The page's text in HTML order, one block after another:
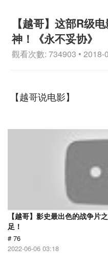
【越哥】这部R级
神！《永不妥协》
觀看次數: 734903 • 2018-
【越哥说电影】
【越哥】影史最出色的战争片
足！
# 76
2022-06-06 03:18